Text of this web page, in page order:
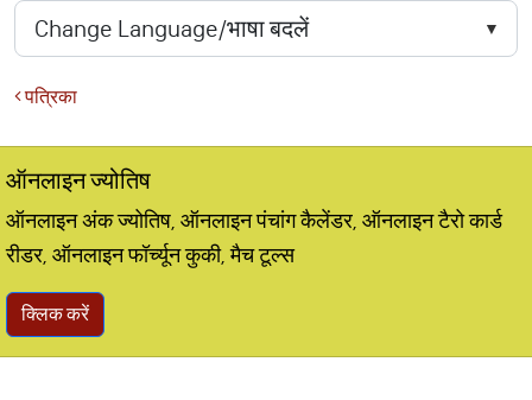
पत्रिका
ऑनलाइन ज्योतिष
ऑनलाइन अंक ज्योतिष, ऑनलाइन पंचांग कैलेंडर, ऑनलाइन टैरो कार्ड
रीडर, ऑनलाइन फॉर्च्यून कुकी, मैच टूल्स
क्लिक करें